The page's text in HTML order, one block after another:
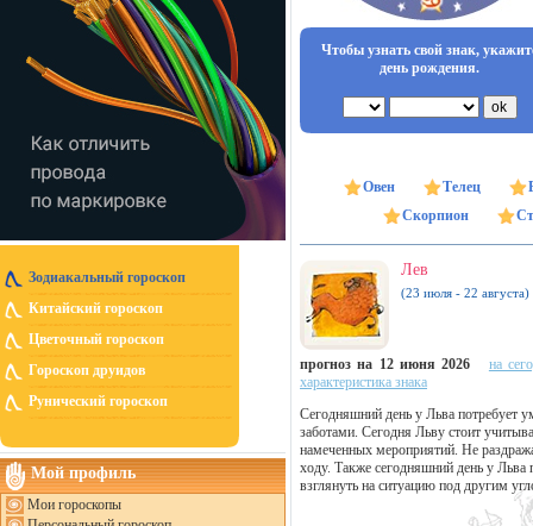
Зодиакальный гороскоп
Китайский гороскоп
Цветочный гороскоп
Гороскоп друидов
Рунический гороскоп
Мой профиль
Мои гороскопы
Чтобы узнать свой знак,
день рождения.
Овен Телец
Скорпион
Лев
(23 июля - 22 августа)
прогноз на 12 июня 2026
на
характеристика знака
Сегодняшний день у Льва потребует
заботами. Сегодня Льву стоит
намеченных мероприятий. Не
ходу. Также сегодняшний день у Льва
взглянуть на ситуацию под другим